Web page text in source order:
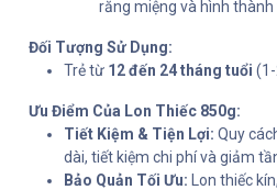
răng miệng và hình
Đối Tượng Sử Dụng:
Trẻ từ 12 đến 24 tháng tuổi (1-
Ưu Điểm Của Lon Thiếc 850g:
Tiết Kiệm & Tiện Lợi: Quy
dài, tiết kiệm chi phí và giảm
Bảo Quản Tối Ưu: Lon thiếc